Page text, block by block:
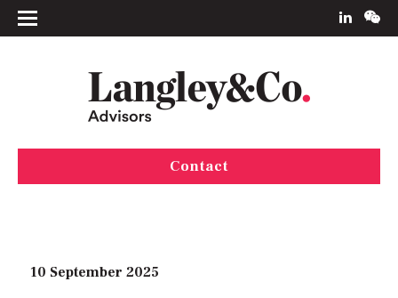
Contact
10 September 2025